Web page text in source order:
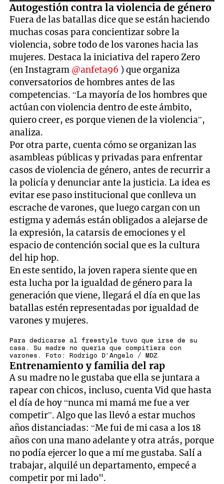
0
seconds
of
23
minutes,
52
seconds
Autogestión contra la violencia de género
Fuera de las batallas dice que se están haciendo
muchas cosas para concientizar sobre la
violencia, sobre todo de los varones hacia las
mujeres. Destaca la iniciativa del rapero Zero
(en Instagram @anfeta96 ) que organiza
conversatorios de hombres antes de las
competencias. “La mayoría de los hombres que
actúan con violencia dentro de este ámbito,
quiero creer, es porque vienen de la violencia”,
analiza.
Por otra parte, cuenta cómo se organizan las
asambleas públicas y privadas para enfrentar
casos de violencia de género, antes de recurrir a
la policía y denunciar ante la justicia. La idea es
evitar ese paso institucional que conlleva un
escrache de varones, que luego cargan con un
estigma y además están obligados a alejarse de
la expresión, la catarsis de emociones y el
espacio de contención social que es la cultura
del hip hop.
En este sentido, la joven rapera siente que en
esta lucha por la igualdad de género para la
generación que viene, llegará el día en que las
batallas estén representadas por igualdad de
varones y mujeres.
Para dedicarse al freestyle tuvo que irse de su
casa. Su madre no quería que compitiera con
varones. Foto: Rodrigo D'Angelo / MDZ
Entrenamiento y familia del rap
A su madre no le gustaba que ella se juntara a
rapear con chicos, incluso, cuenta Vid que hasta
el día de hoy “nunca mi mamá me fue a ver
competir”. Algo que las llevó a estar muchos
años distanciadas: “Me fui de mi casa a los 18
años con una mano adelante y otra atrás, porque
no podía ejercer lo que a mí me gustaba. Salí a
trabajar, alquilé un departamento, empecé a
competir por mi lado".